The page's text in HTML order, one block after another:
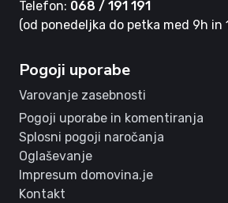
Telefon: 068 / 191 191
(od ponedeljka do petka med 9h in
Pogoji uporabe
Varovanje zasebnosti
Pogoji uporabe in komentiranja
Splosni pogoji naročanja
Oglaševanje
Impresum domovina.je
Kontakt